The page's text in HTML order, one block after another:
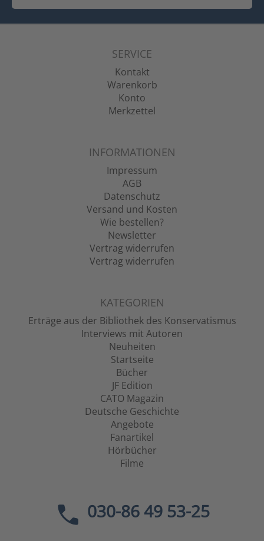
SERVICE
Kontakt
Warenkorb
Konto
Merkzettel
INFORMATIONEN
Impressum
AGB
Datenschutz
Versand und Kosten
Wie bestellen?
Newsletter
Vertrag widerrufen
Vertrag widerrufen
KATEGORIEN
Erträge aus der Bibliothek des Konservatismus
Interviews mit Autoren
Neuheiten
Startseite
Bücher
JF Edition
CATO Magazin
Deutsche Geschichte
Angebote
Fanartikel
Hörbücher
Filme
030-86 49 53-25